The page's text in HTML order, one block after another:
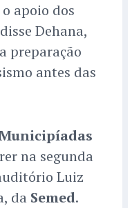
apoio dos
Dehana,
preparação
antes das
na segunda
Luiz
da Semed.